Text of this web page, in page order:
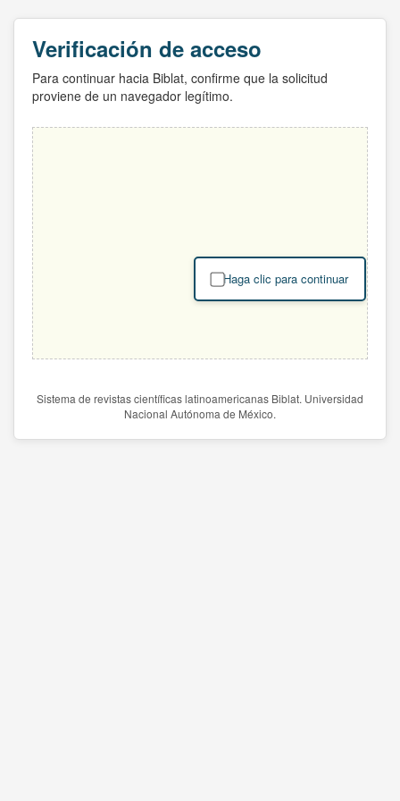
Verificación de acceso
Para continuar hacia Biblat, confirme que la solicitud
proviene de un navegador legítimo.
Haga clic para continuar
Sistema de revistas científicas latinoamericanas Biblat. Universidad
Nacional Autónoma de México.